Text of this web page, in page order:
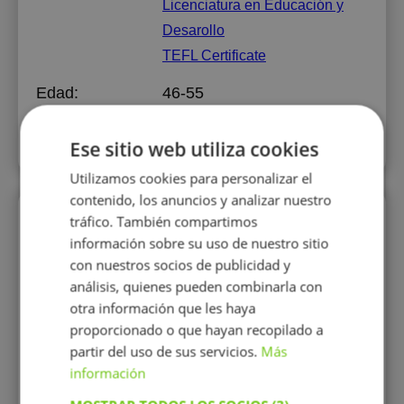
Licenciatura en Educación y
Desarollo
TEFL Certificate
Edad:
46-55
Perfiles similares
Ese sitio web utiliza cookies
Utilizamos cookies para personalizar el
contenido, los anuncios y analizar nuestro
tráfico. También compartimos
información sobre su uso de nuestro sitio
con nuestros socios de publicidad y
análisis, quienes pueden combinarla con
otra información que les haya
proporcionado o que hayan recopilado a
partir del uso de sus servicios. Más
información